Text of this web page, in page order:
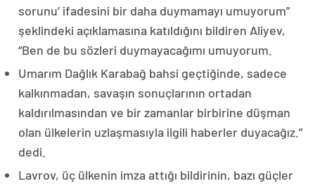
sorunu’ ifadesini bir daha duymamayı umuyorum”
şeklindeki açıklamasına katıldığını bildiren Aliyev,
“Ben de bu sözleri duymayacağımı umuyorum.
Umarım Dağlık Karabağ bahsi geçtiğinde, sadece
kalkınmadan, savaşın sonuçlarının ortadan
kaldırılmasından ve bir zamanlar birbirine düşman
olan ülkelerin uzlaşmasıyla ilgili haberler duyacağız.”
dedi.
Lavrov, üç ülkenin imza attığı bildirinin, bazı güçler